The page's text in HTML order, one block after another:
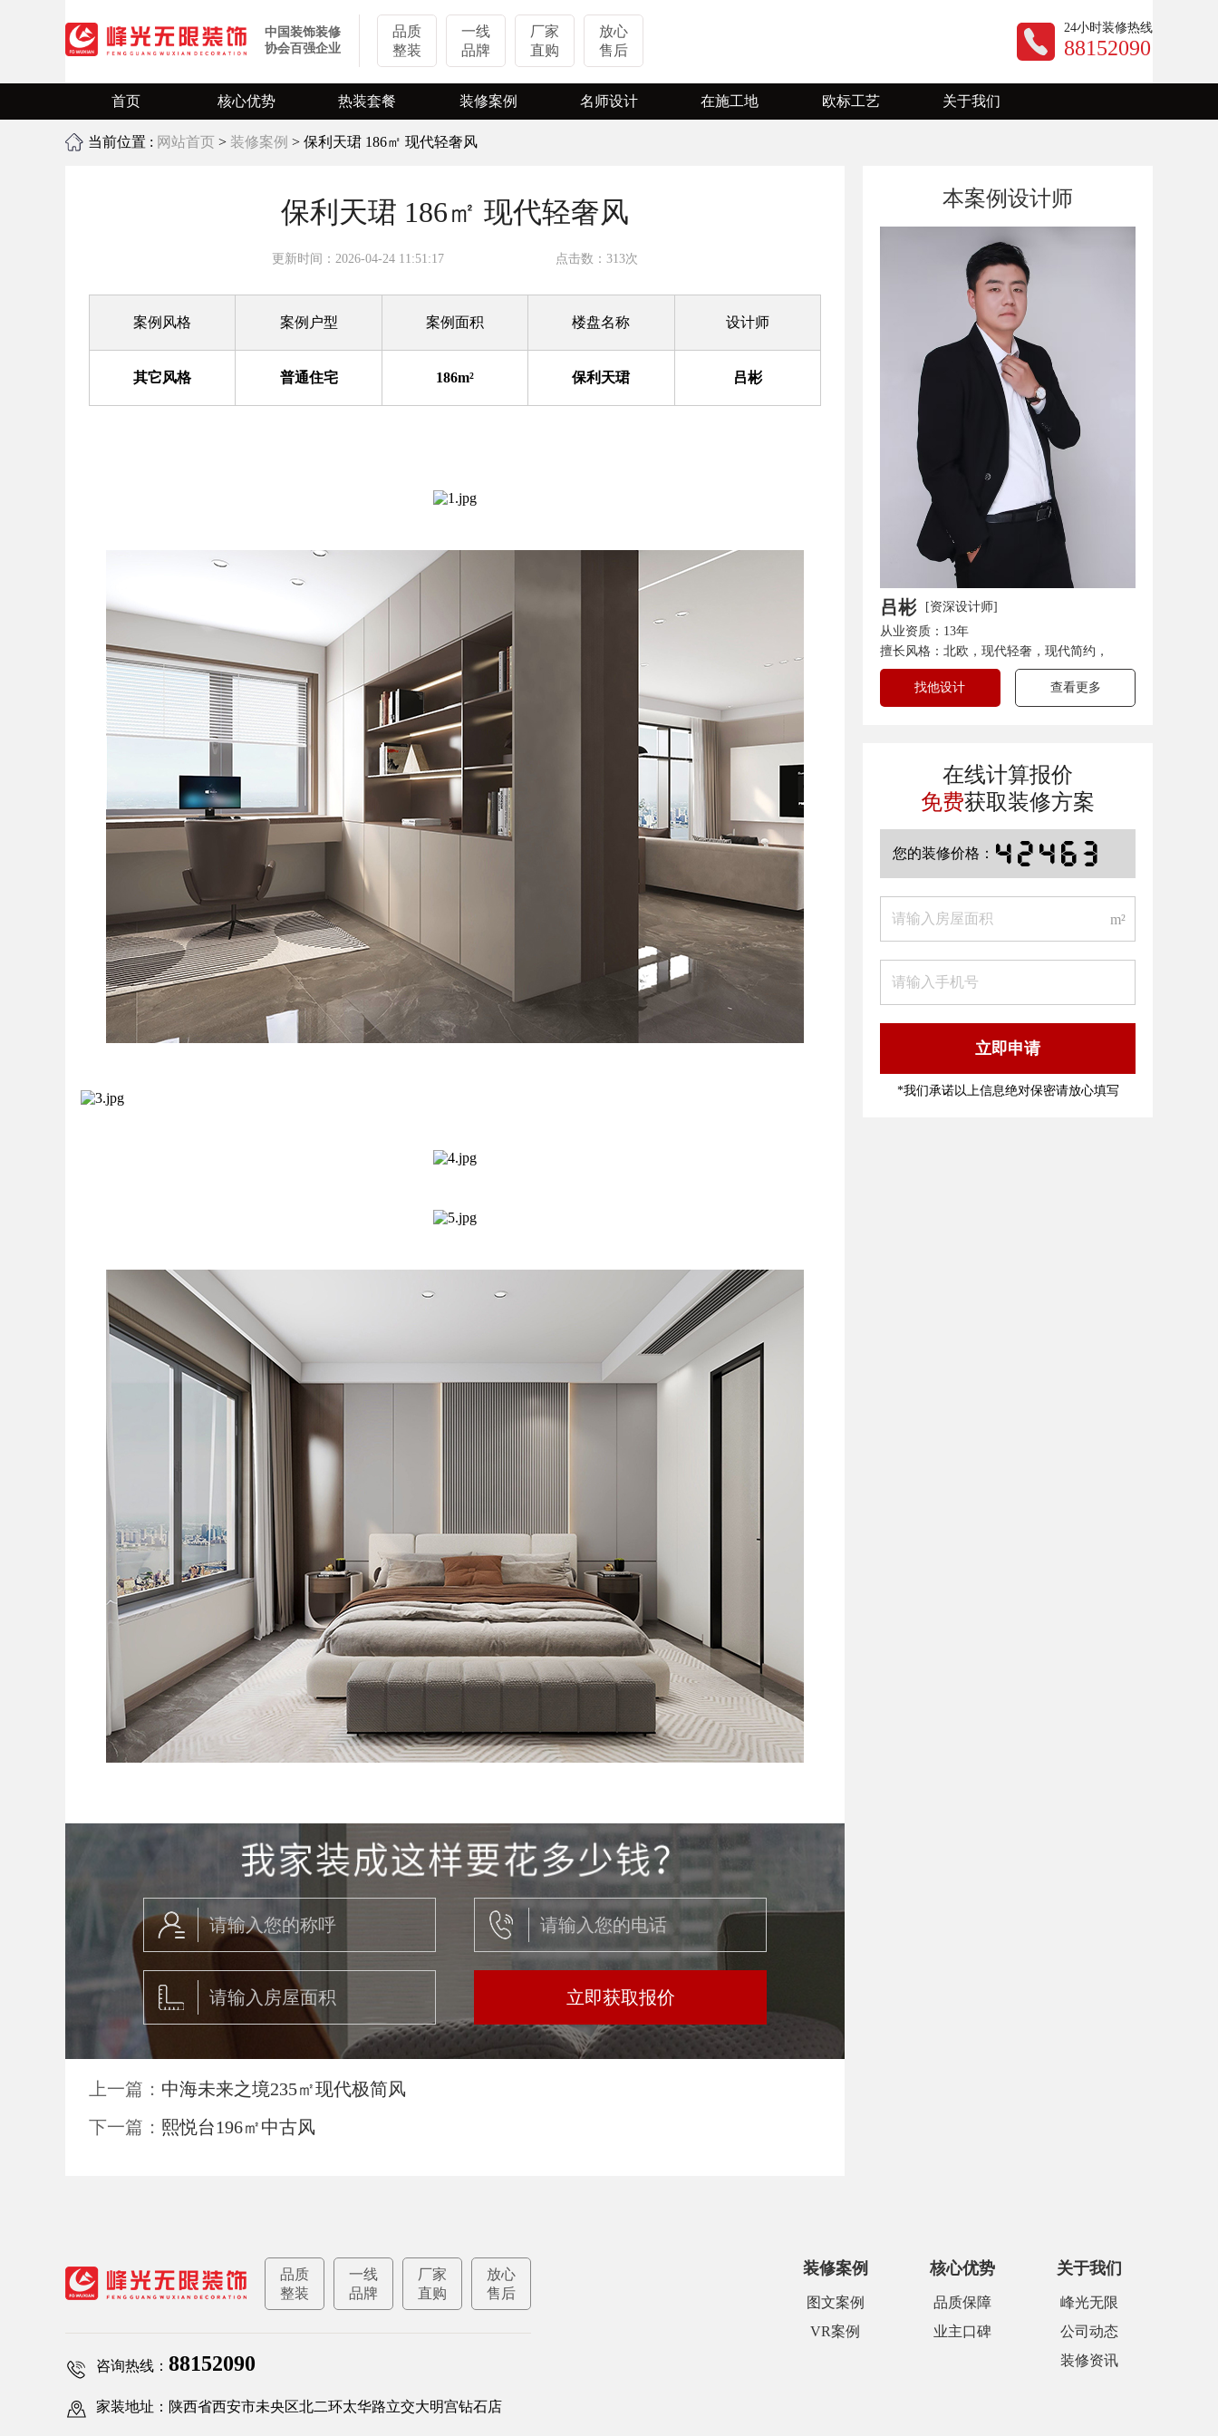
中国装饰装修
协会百强企业
品质
整装
一线
品牌
厂家
直购
放心
售后
24小时装修热线
88152090
首页 核心优势
业主口碑
热装套餐
旧房翻新
装修案例
实景案例
名师设计 在施工地 欧标工艺 关于我们
装修资讯
当前位置 : 网站首页 > 装修案例 > 保利天珺 186㎡ 现代轻奢风
保利天珺 186㎡ 现代轻奢风
更新时间：2026-04-24 11:51:17 点击数：313次
案例风格 案例户型 案例面积 楼盘名称 设计师
其它风格 普通住宅 186m² 保利天珺 吕彬
立即获取报价
上一篇： 中海未来之境235㎡现代极简风
下一篇： 熙悦台196㎡中古风
本案例设计师
吕彬
[资深设计师]
从业资质：13年
擅长风格：北欧，现代轻奢，现代简约，
找他设计 查看更多
在线计算报价
免费获取装修方案
您的装修价格： 20055
m²
立即申请
*我们承诺以上信息绝对保密请放心填写
品质
整装
一线
品牌
厂家
直购
放心
售后
咨询热线： 88152090
装修案例
图文案例
VR案例
核心优势
品质保障
业主口碑
关于我们
峰光无限
公司动态
装修资讯
家装地址：陕西省西安市未央区北二环太华路立交大明宫钻石店